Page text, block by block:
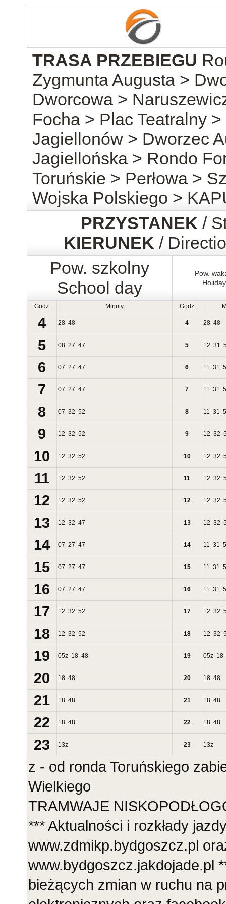
TRASA PRZEBIEGU
Zygmunta Augusta >
Dworcowa >
Focha > Plac Teatralny
Jagiellonów > Dworzec
Jagiellońska > Rondo
Toruńskie > Perłowa >
Wojska Polskiego >
PRZYSTANEK /
KIERUNEK /
Pow. szkolny
School day
Pow.
Godz Minuty Godz
4 28 48 4 28 48
5 08 27 47 5 12 31
6 07 27 47 6 11 31
7 07 27 47 7 11 31
8 07 32 52 8 11 31
9 12 32 52 9 12 32
10 12 32 52 10 12 32
11 12 32 52 11 12 32
12 12 32 52 12 12 32
13 12 32 47 13 12 32
14 07 27 47 14 11 31
15 07 27 47 15 11 31
16 07 27 47 16 11 31
17 12 32 52 17 12 32
18 12 32 52 18 12 32
19 05z 18 48 19 05z 18
20 18 48 20 18 48
21 18 48 21 18 48
22 18 48 22 18 48
23 13z 23 13z
z - od ronda Toruńskiego
Wielkiego
TRAMWAJE
*** Aktualności i rozkłady
www.zdmikp.bydgoszcz.pl
www.bydgoszcz.jakdojade.pl
bieżących zmian w ruchu na